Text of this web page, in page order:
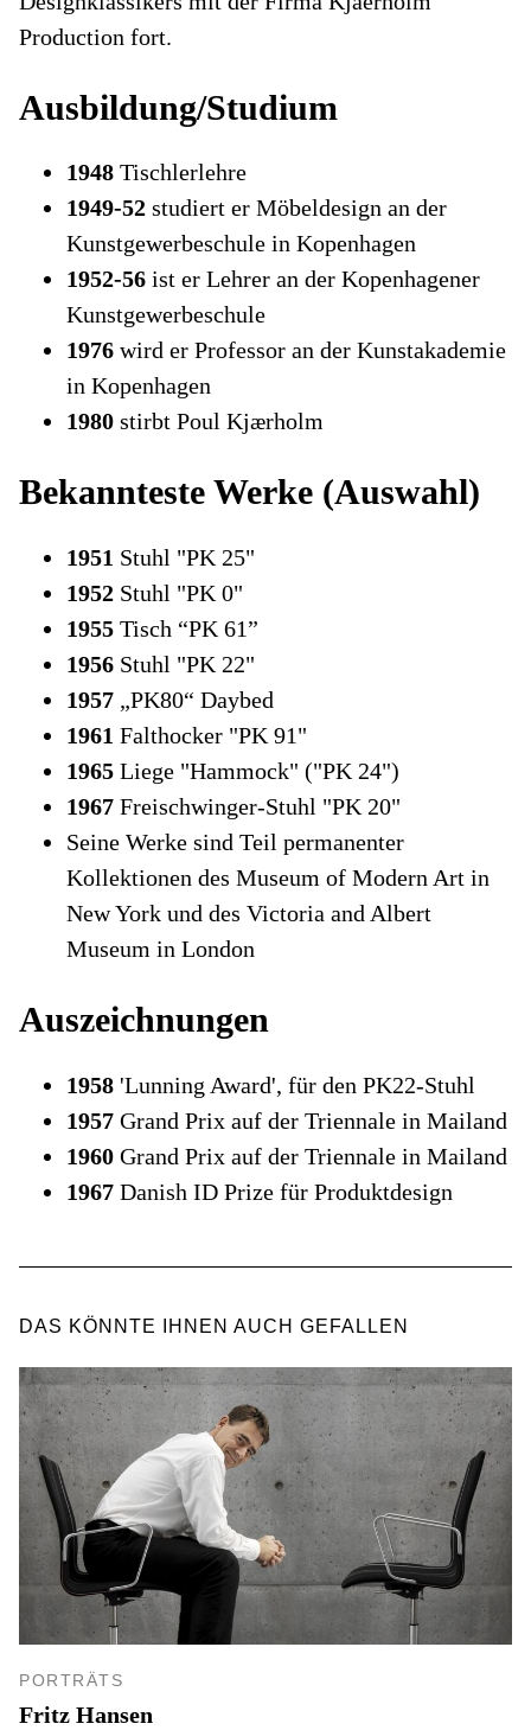
Production fort.
Ausbildung/Studium
1948 Tischlerlehre
1949-52 studiert er Möbeldesign an der
Kunstgewerbeschule in Kopenhagen
1952-56 ist er Lehrer an der Kopenhagener
Kunstgewerbeschule
1976 wird er Professor an der Kunstakademie
in Kopenhagen
1980 stirbt Poul Kjærholm
Bekannteste Werke (Auswahl)
1951 Stuhl "PK 25"
1952 Stuhl "PK 0"
1955 Tisch “PK 61”
1956 Stuhl "PK 22"
1957 „PK80“ Daybed
1961 Falthocker "PK 91"
1965 Liege "Hammock" ("PK 24")
1967 Freischwinger-Stuhl "PK 20"
Seine Werke sind Teil permanenter
Kollektionen des Museum of Modern Art in
New York und des Victoria and Albert
Museum in London
Auszeichnungen
1958 'Lunning Award', für den PK22-Stuhl
1957 Grand Prix auf der Triennale in Mailand
1960 Grand Prix auf der Triennale in Mailand
1967 Danish ID Prize für Produktdesign
DAS KÖNNTE IHNEN AUCH GEFALLEN
PORTRÄTS
Fritz Hansen